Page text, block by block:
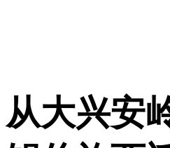
从大兴安